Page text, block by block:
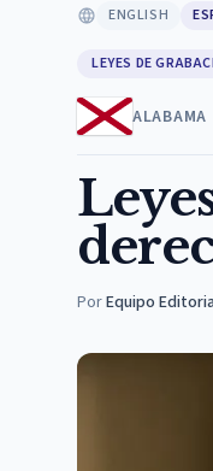
ENGLISH
LEYES DE
ALABAMA
PorEquipo